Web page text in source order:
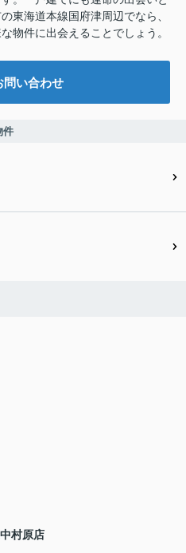
東海道本線国府津周辺でなら、
物件に出会えることでしょう。
問い合わせ
件
村原店